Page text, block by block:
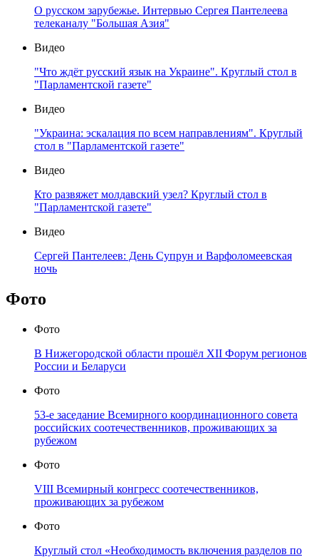
О русском зарубежье. Интервью Сергея Пантелеева
телеканалу "Большая Азия"
Видео
"Что ждёт русский язык на Украине". Круглый стол в
"Парламентской газете"
Видео
"Украина: эскалация по всем направлениям". Круглый
стол в "Парламентской газете"
Видео
Кто развяжет молдавский узел? Круглый стол в
"Парламентской газете"
Видео
Сергей Пантелеев: День Супрун и Варфоломеевская
ночь
Фото
Фото
В Нижегородской области прошёл XII Форум регионов
России и Беларуси
Фото
53-е заседание Всемирного координационного совета
российских соотечественников, проживающих за
рубежом
Фото
VIII Всемирный конгресс соотечественников,
проживающих за рубежом
Фото
Круглый стол «Необходимость включения разделов по